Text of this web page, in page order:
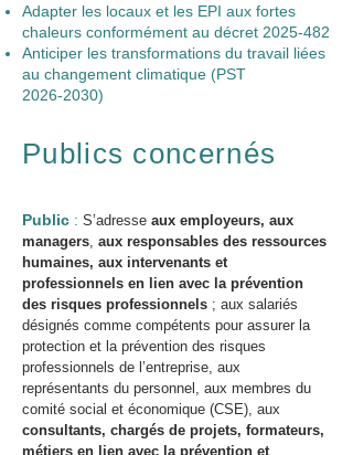
Adapter les locaux et les EPI aux fortes
chaleurs conformément au décret 2025‑482
Anticiper les transformations du travail liées
au changement climatique (PST
2026‑2030)
Publics concernés
Public : S’adresse aux employeurs, aux
managers aux responsables des ressources
humaines, aux intervenants et
professionnels en lien avec la prévention
des risques professionnels ; aux salariés
désignés comme compétents pour assurer la
protection et la prévention des risques
professionnels de l’entreprise, aux
représentants du personnel, aux membres du
comité social et économique (CSE), aux
consultants, chargés de projets, formateurs,
métiers en lien avec la prévention et